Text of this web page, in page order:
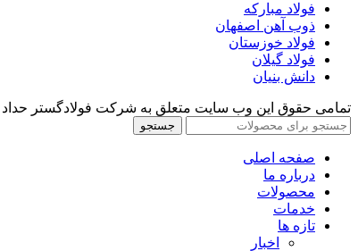
فولاد مبارکه
ذوب آهن اصفهان
فولاد خوزستان
فولاد گیلان
دانش بنیان
تمامی حقوق این وب سایت متعلق به شرکت فولادگستر
جستجو
صفحه اصلی
درباره ما
محصولات
خدمات
تازه ها
اخبار